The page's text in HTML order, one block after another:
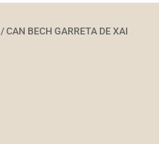
/ CAN BECH GARRETA DE XAI